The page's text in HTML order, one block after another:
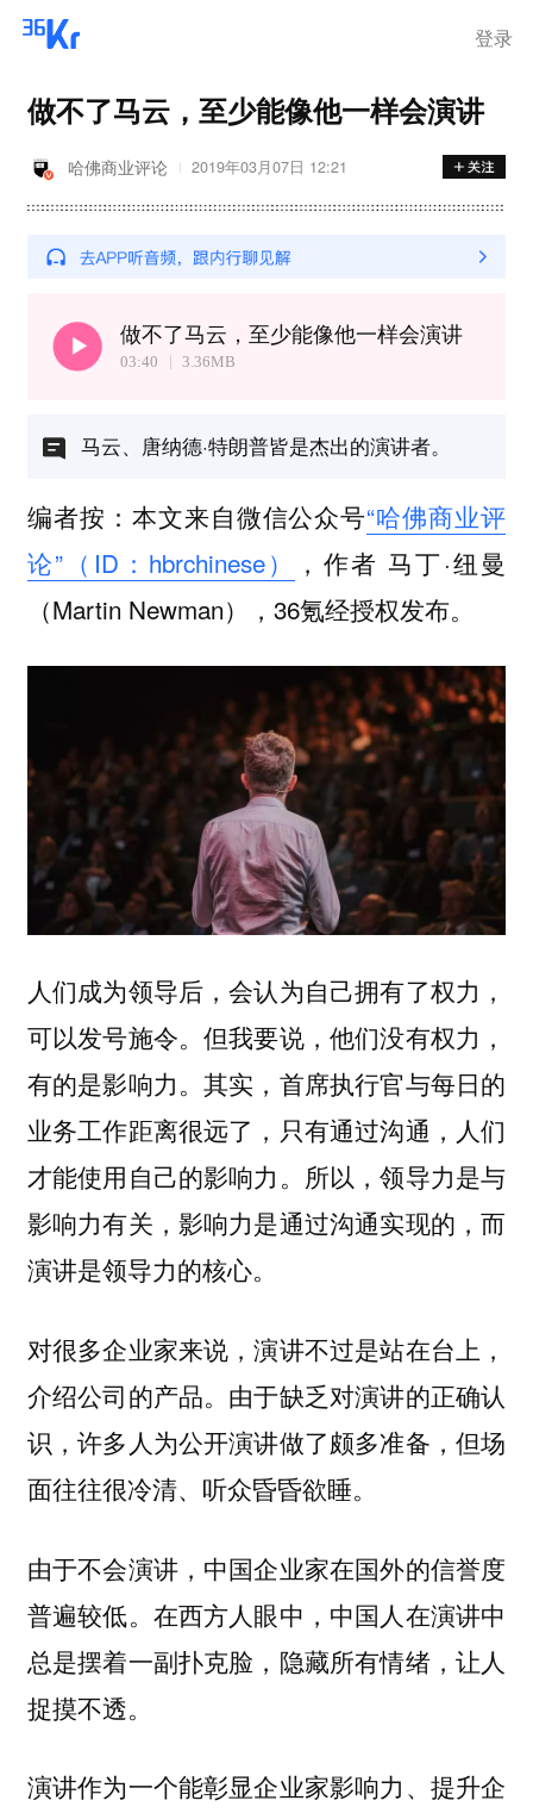
登录
做不了马云，至少能像他一样会演讲
哈佛商业评论 2019年03月07日 12:21
做不了马云，至少能像他一样会演讲
03:40 3.36MB
马云、唐纳德·特朗普皆是杰出的演讲者。
编者按：本文来自微信公众号“哈佛商业评
论”（ID：hbrchinese）
，作者 马丁·纽曼
（Martin Newman），36氪经授权发布。
人们成为领导后，会认为自己拥有了权力，
可以发号施令。但我要说，他们没有权力，
有的是影响力。其实，首席执行官与每日的
业务工作距离很远了，只有通过沟通，人们
才能使用自己的影响力。 所以，领导力是与
影响力有关，影响力是通过沟通实现的，而
演讲是领导力的核心。
对很多企业家来说，演讲不过是站在台上，
介绍公司的产品。由于缺乏对演讲的正确认
识，许多人为公开演讲做了颇多准备，但场
面往往很冷清、听众昏昏欲睡。
由于不会演讲，中国企业家在国外的信誉度
普遍较低。在西方人眼中，中国人在演讲中
总是摆着一副扑克脸，隐藏所有情绪，让人
捉摸不透。
演讲作为一个能彰显企业家影响力、提升企